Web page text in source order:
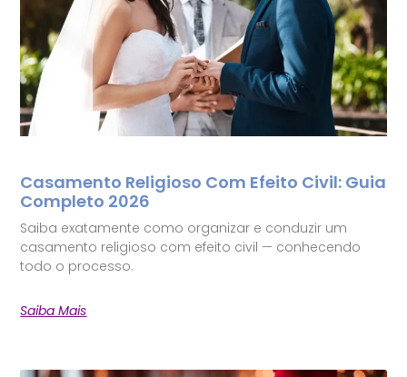
Casamento Religioso Com Efeito Civil: Guia
Completo 2026
Saiba exatamente como organizar e conduzir um
casamento religioso com efeito civil — conhecendo
todo o processo.
Saiba Mais